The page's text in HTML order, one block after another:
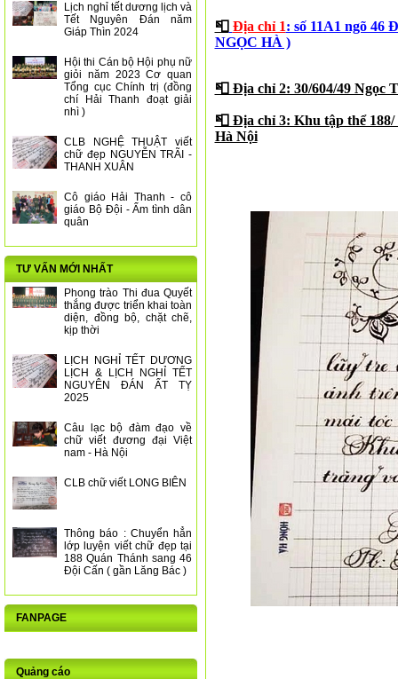
Lịch nghỉ tết dương lịch và
Tết Nguyên Đán năm
Giáp Thìn 2024
Hội thi Cán bộ Hội phụ nữ
giỏi năm 2023 Cơ quan
Tổng cục Chính trị (đồng
chí Hải Thanh đoạt giải
nhì )
CLB NGHỆ THUẬT viết
chữ đẹp NGUYỄN TRÃI -
THANH XUÂN
Cô giáo Hải Thanh - cô
giáo Bộ Đội - Ấm tình dân
quân
TƯ VẤN MỚI NHẤT
Phong trào Thi đua Quyết
thắng được triển khai toàn
diện, đồng bộ, chặt chẽ,
kịp thời
LỊCH NGHỈ TẾT DƯƠNG
LỊCH & LỊCH NGHỈ TẾT
NGUYÊN ĐÁN ẤT TỴ
2025
Câu lạc bộ đàm đạo về
chữ viết đương đại Việt
nam - Hà Nội
CLB chữ viết LONG BIÊN
Thông báo : Chuyển hẳn
lớp luyện viết chữ đẹp tại
188 Quán Thánh sang 46
Đội Cấn ( gần Lăng Bác )
FANPAGE
Quảng cáo
📮 Địa chỉ 1: số 11A1 ngõ 46
NGỌC HÀ )
📮 Địa chỉ 2: 30/604/49 Ngọc
📮 Địa chỉ 3: Khu tập thể
Hà Nội